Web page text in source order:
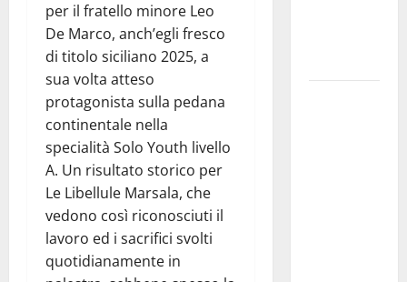
per il fratello minore Leo
De Marco, anch’egli fresco
di titolo siciliano 2025, a
sua volta atteso
protagonista sulla pedana
continentale nella
specialità Solo Youth livello
A. Un risultato storico per
Le Libellule Marsala, che
vedono così riconosciuti il
lavoro ed i sacrifici svolti
quotidianamente in